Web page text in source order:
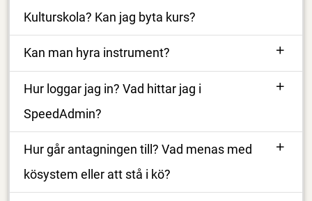
Kulturskola? Kan jag byta kurs?
Kan man hyra instrument?
Hur loggar jag in? Vad hittar jag i
SpeedAdmin?
Hur går antagningen till? Vad menas med
kösystem eller att stå i kö?